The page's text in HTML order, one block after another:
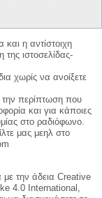
και η αντίστοιχη
ιστοσελίδας-
χωρίς να ανοίξετε
την περίπτωση που
και για κάποιες
στο ραδιόφωνο.
μας μεηλ στο
με την άδεια Creative
4.0 International,